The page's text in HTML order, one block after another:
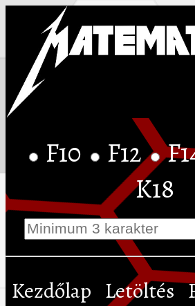
F10 F12
K18
Kezdőlap Letöltés